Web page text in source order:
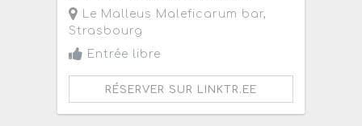
Le Malleus Maleficarum bar,
Strasbourg
Entrée libre
RÉSERVER SUR LINKTR.EE